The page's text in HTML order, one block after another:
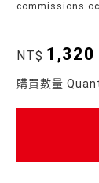
commissions
NT$ 1,320
購買數量